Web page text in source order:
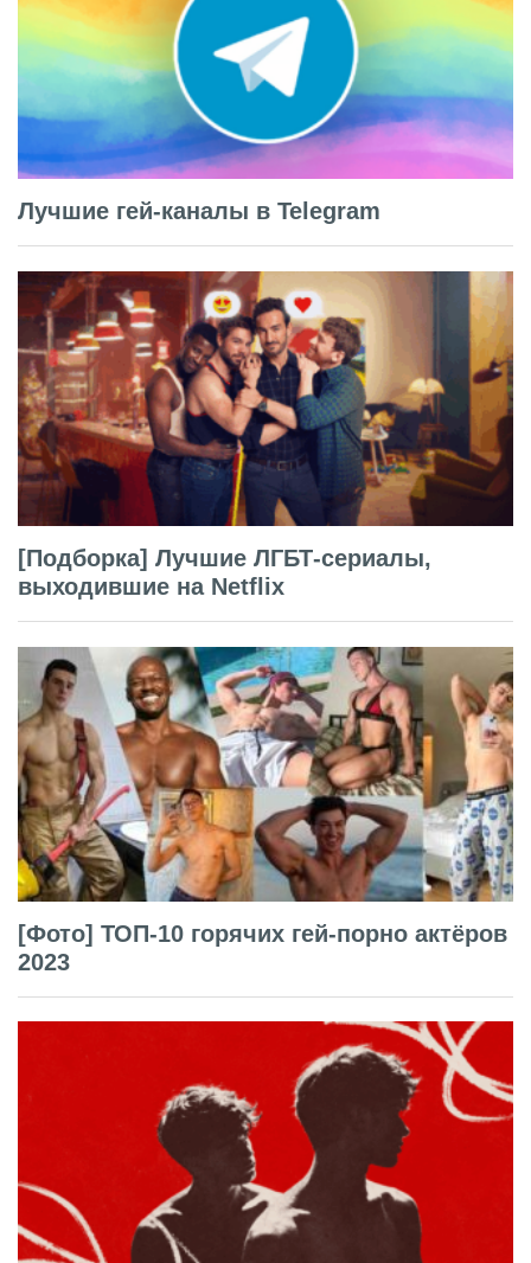
Лучшие гей-каналы в Telegram
[Подборка] Лучшие ЛГБТ-сериалы,
выходившие на Netflix
[Фото] ТОП-10 горячих гей-порно актёров
2023